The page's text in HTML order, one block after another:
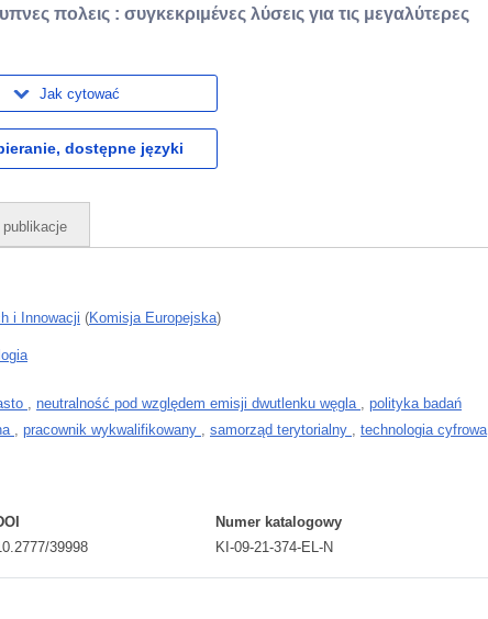
πολεις : συγκεκριμένες λύσεις για τις μεγαλύτερες
Jak cytować
dostępne języki
publikacje
i Innowacji (Komisja Europejska)
neutralność pod względem emisji dwutlenku węgla
polityka badań
pracownik wykwalifikowany samorząd terytorialny technologia cyfrowa
39998
Numer katalogowy
KI-09-21-374-EL-N